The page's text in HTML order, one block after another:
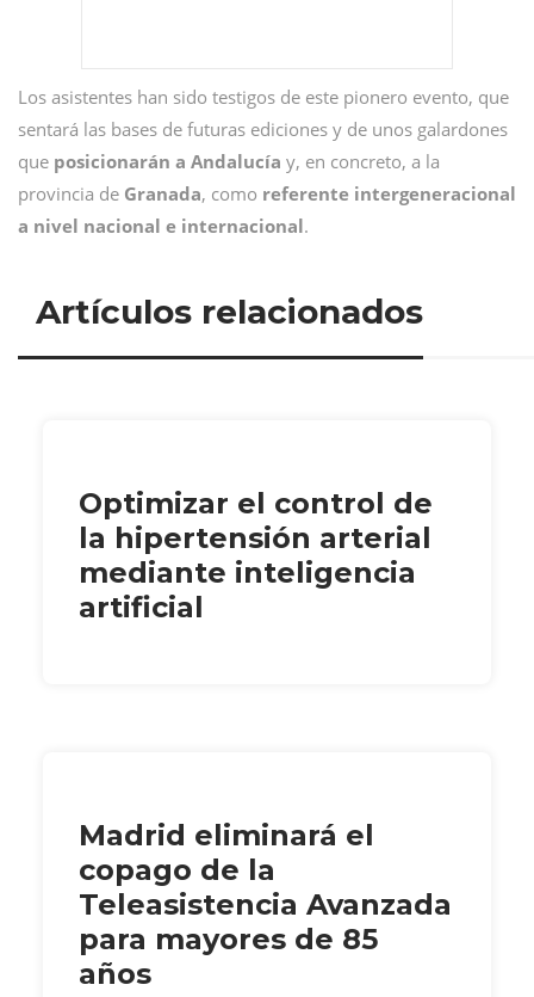
Los asistentes han sido testigos de este pionero evento, que
sentará las bases de futuras ediciones y de unos galardones
que posicionarán a Andalucía y, en concreto, a la
provincia de Granada, como referente intergeneracional
a nivel nacional e internacional.
Artículos relacionados
Optimizar el control de
la hipertensión arterial
mediante inteligencia
artificial
Madrid eliminará el
copago de la
Teleasistencia Avanzada
para mayores de 85
años